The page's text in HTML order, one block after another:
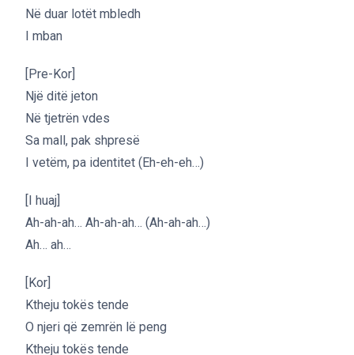
Në duar lotët mbledh
I mban
[Pre-Kor]
Një ditë jeton
Në tjetrën vdes
Sa mall, pak shpresë
I vetëm, pa identitet (Eh-eh-eh…)
[I huaj]
Ah-ah-ah… Ah-ah-ah… (Ah-ah-ah…)
Ah… ah…
[Kor]
Ktheju tokës tende
O njeri që zemrën lë peng
Ktheju tokës tende